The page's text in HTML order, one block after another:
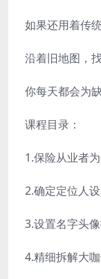
如果还用着传
沿着旧地图，
你每天都会为
课程目录：
1.保险从业者
2.确定定位人
3.设置名字头
4.精细拆解大